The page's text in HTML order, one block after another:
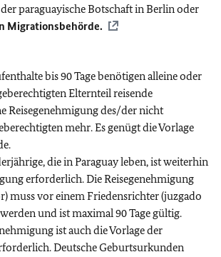
paraguayische Botschaft in Berlin oder
Migrationsbehörde.
bis 90 Tage benötigen alleine oder
Elternteil reisende
Reisegenehmigung des/der nicht
mehr. Es genügt die Vorlage
die in Paraguay leben, ist weiterhin
erforderlich. Die Reisegenehmigung
) muss vor einem Friedensrichter (juzgado
und ist maximal 90 Tage gültig.
ist auch die Vorlage der
Deutsche Geburtsurkunden